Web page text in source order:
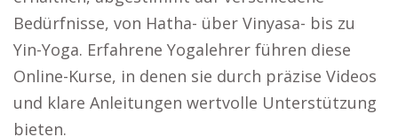
Bedürfnisse, von Hatha- über Vinyasa- bis zu
Yin-Yoga. Erfahrene Yogalehrer führen diese
Online-Kurse, in denen sie durch präzise Videos
und klare Anleitungen wertvolle Unterstützung
bieten.